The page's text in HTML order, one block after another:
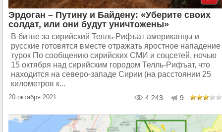
Эрдоган – Путину и Байдену: «Уберите своих
солдат, или они будут уничтожены»
В битве за сирийский Телль-Рифъат американцы и
русские готовятся вместе отражать яростное нападение
турок По сообщению сирийских СМИ и соцсетей, ночью
15 октября над сирийским городом Телль-Рифъат, что
находится на северо-западе Сирии (на расстоянии 25
километров к...
20 октября 2021 4 243 9